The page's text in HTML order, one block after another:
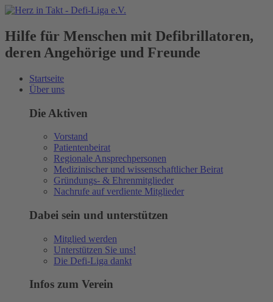
Hilfe für Menschen mit Defibrillatoren,
deren Angehörige und Freunde
Startseite
Über uns
Die Aktiven
Vorstand
Patientenbeirat
Regionale Ansprechpersonen
Medizinischer und wissenschaftlicher Beirat
Gründungs- & Ehrenmitglieder
Nachrufe auf verdiente Mitglieder
Dabei sein und unterstützen
Mitglied werden
Unterstützen Sie uns!
Die Defi-Liga dankt
Infos zum Verein